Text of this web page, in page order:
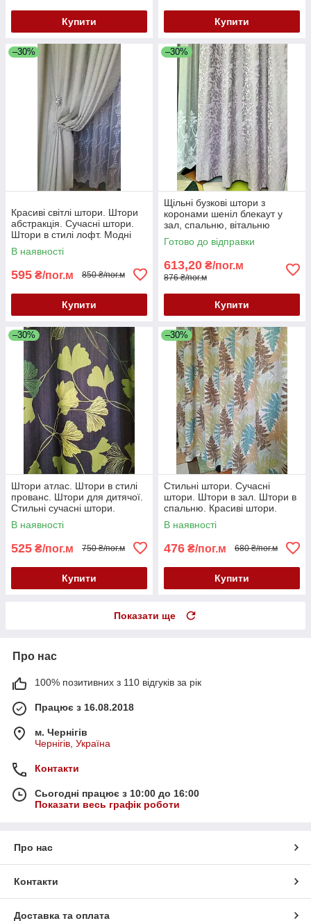
Купити Купити
–30%
Красиві світлі штори. Штори
абстракція. Сучасні штори.
Штори в стилі лофт. Модні
штори. Штори Туреччина
В наявності
595 ₴/пог.м 850 ₴/пог.м
Купити
–30%
Щільні бузкові штори з
коронами шеніл блекаут у
зал, спальню, вітальню
Готово до відправки
613,20 ₴/пог.м
876 ₴/пог.м
Купити
–30%
Штори атлас. Штори в стилі
прованс. Штори для дитячої.
Стильні сучасні штори.
В наявності
525 ₴/пог.м 750 ₴/пог.м
Купити
–30%
Стильні штори. Сучасні
штори. Штори в зал. Штори в
спальню. Красиві штори.
Стильні портьєри. Штори
Турц
В наявності
476 ₴/пог.м 680 ₴/пог.м
Купити
Показати ще
Про нас
100% позитивних з 110 відгуків за рік
Працює з 16.08.2018
м. Чернігів
Чернігів, Україна
Контакти
Сьогодні працює з 10:00 до 16:00
Показати весь графік роботи
Про нас
Контакти
Доставка та оплата